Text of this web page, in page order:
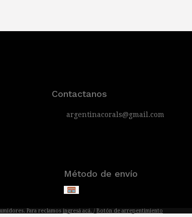
Contactanos
argentinacorals@gmail.com
Método de envío
Para reclamos ingresá acá. / Botón de arrepentimiento